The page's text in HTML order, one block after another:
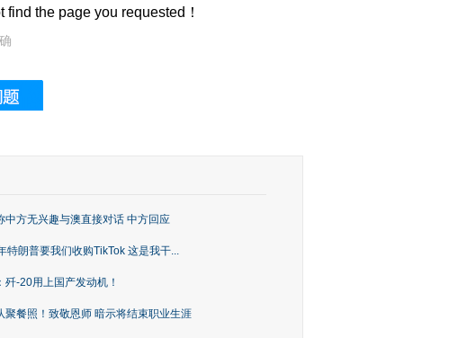
城
find the page you requested！
中方无兴趣与澳直接对话 中方回应
特朗普要我们收购TikTok 这是我干...
歼-20用上国产发动机！
聚餐照！致敬恩师 暗示将结束职业生涯